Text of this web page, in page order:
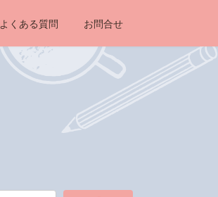
よくある質問 お問合せ